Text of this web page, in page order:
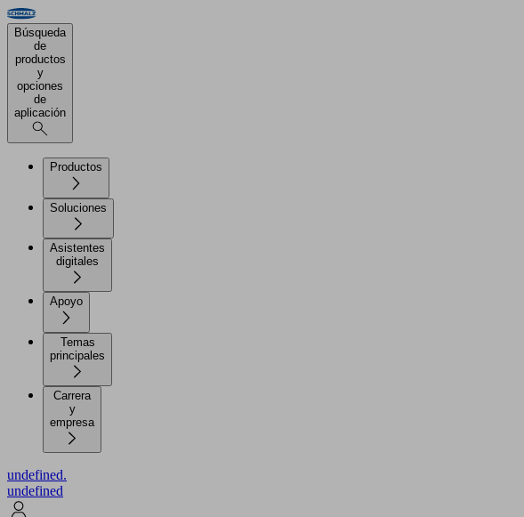
Búsqueda
de
productos
y
opciones
de
aplicación
Productos
Soluciones
Asistentes
Apoyo
Temas
principales
Carrera
y
empresa
undefined.
undefined